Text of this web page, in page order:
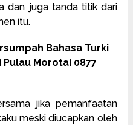
dan juga tanda titik dari
itu.
Bahasa Turki
Morotai 0877
jika pemanfaatan
meski diucapkan oleh